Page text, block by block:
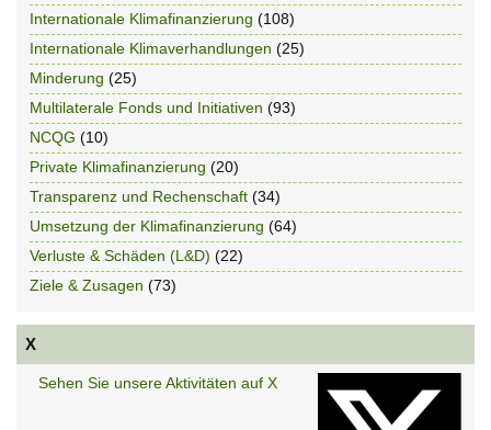
Internationale Klimafinanzierung (108)
Internationale Klimaverhandlungen (25)
Minderung (25)
Multilaterale Fonds und Initiativen (93)
NCQG (10)
Private Klimafinanzierung (20)
Transparenz und Rechenschaft (34)
Umsetzung der Klimafinanzierung (64)
Verluste & Schäden (L&D) (22)
Ziele & Zusagen (73)
X
Sehen Sie unsere Aktivitäten auf X